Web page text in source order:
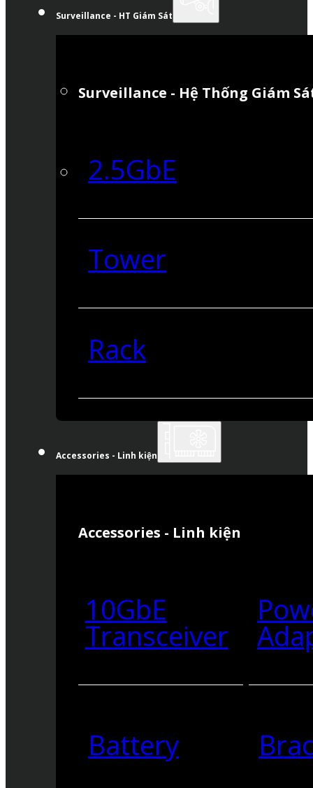
Surveillance - HT Giám Sát
Surveillance - Hệ Thống Giám
2.5GbE
Tower
Rack
Accessories - Linh kiện
Accessories - Linh kiện
10GbE
Transceiver
Battery